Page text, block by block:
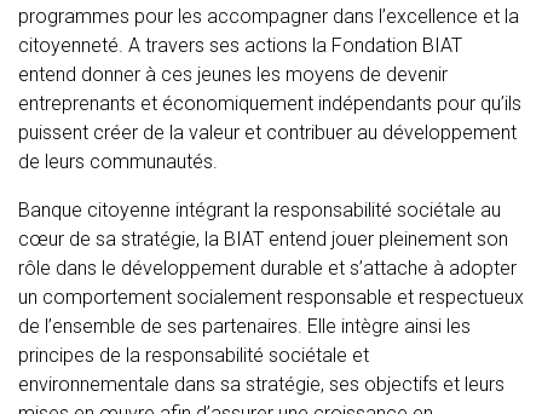
programmes pour les accompagner dans l’excellence et la
citoyenneté. A travers ses actions la Fondation BIAT
entend donner à ces jeunes les moyens de devenir
entreprenants et économiquement indépendants pour qu’ils
puissent créer de la valeur et contribuer au développement
de leurs communautés.
Banque citoyenne intégrant la responsabilité sociétale au
cœur de sa stratégie, la BIAT entend jouer pleinement son
rôle dans le développement durable et s’attache à adopter
un comportement socialement responsable et respectueux
de l’ensemble de ses partenaires. Elle intègre ainsi les
principes de la responsabilité sociétale et
environnementale dans sa stratégie, ses objectifs et leurs